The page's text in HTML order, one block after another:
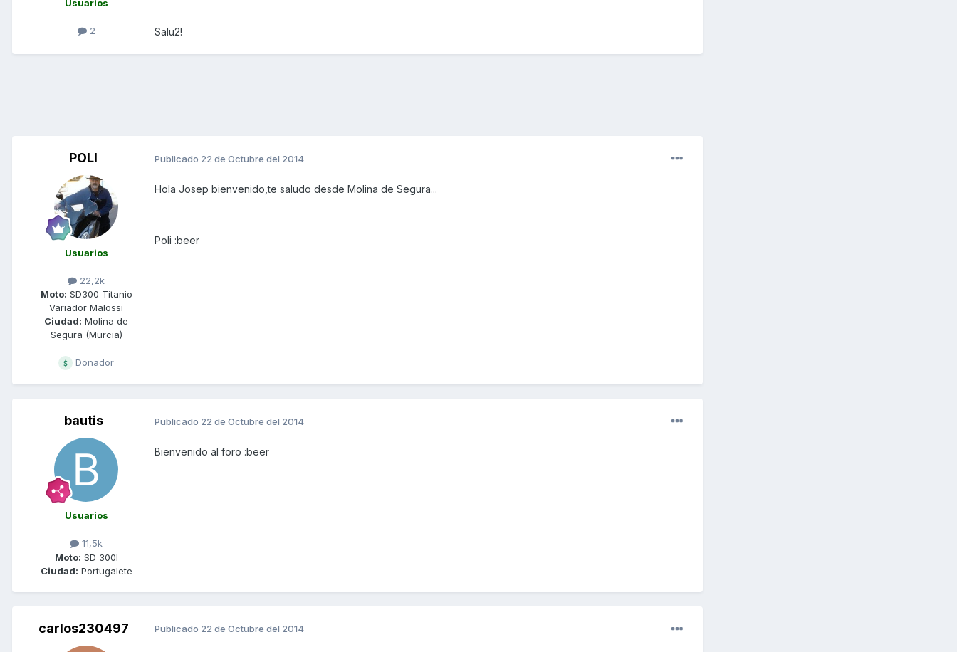
Usuarios
2 Salu2!
POLI
Usuarios
22,2k
Moto: SD300 Titanio
Variador Malossi
Ciudad: Molina de
Segura (Murcia)
Donador
Publicado 22 de Octubre del 2014
Hola Josep bienvenido,te saludo desde Molina de Segura...
Poli :beer
bautis
Usuarios
11,5k
Moto: SD 300I
Ciudad: Portugalete
Publicado 22 de Octubre del 2014
Bienvenido al foro :beer
carlos230497 Publicado 22 de Octubre del 2014